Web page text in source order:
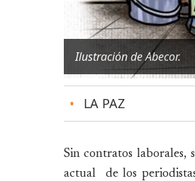
Ilustración de Abecor.
• LA PAZ
Sin contratos laborales,
actual de los